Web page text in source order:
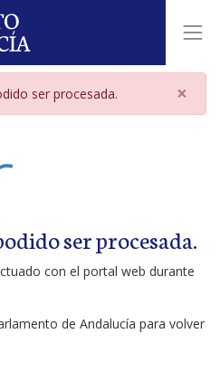
ser procesada. ×
ser procesada.
con el portal web durante
de Andalucía para volver